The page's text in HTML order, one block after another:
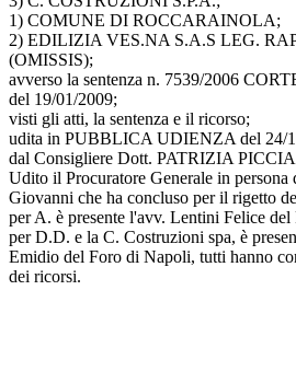
1) COMUNE DI ROCCARAINOLA;
2) EDILIZIA VES.NA S.A.S LEG.
(OMISSIS);
avverso la sentenza n. 7539/2006
del 19/01/2009;
visti gli atti, la sentenza e il ricorso;
udita in PUBBLICA UDIENZA del 24/
dal Consigliere Dott. PATRIZIA
Udito il Procuratore Generale in
Giovanni che ha concluso per il rigetto
per A. è presente l'avv. Lentini Felice del
per D.D. e la C. Costruzioni spa, è
Emidio del Foro di Napoli, tutti hanno
dei ricorsi.